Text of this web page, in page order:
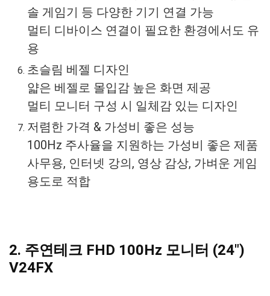
솔 게임기 등 다양한 기기 연결 가능
멀티 디바이스 연결이 필요한 환경에서도 유
용
초슬림 베젤 디자인
얇은 베젤로 몰입감 높은 화면 제공
멀티 모니터 구성 시 일체감 있는 디자인
저렴한 가격 & 가성비 좋은 성능
100Hz 주사율을 지원하는 가성비 좋은 제품
사무용, 인터넷 강의, 영상 감상, 가벼운 게임
용도로 적합
2. 주연테크 FHD 100Hz 모니터 (24″)
V24FX